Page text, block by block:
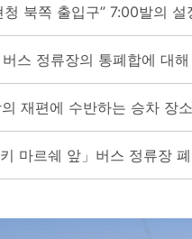
청 북쪽 출입구” 7:00발의 설
스 정류장의 통폐합에 대해
재편에 수반하는 승차 장
마르쉐 앞」버스 정류장